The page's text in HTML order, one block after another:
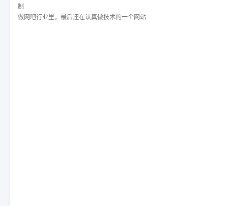
制
做网吧行业里，最后还在认真做技术的一个网站